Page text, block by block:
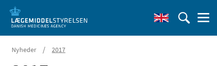
Nyheder / 2017